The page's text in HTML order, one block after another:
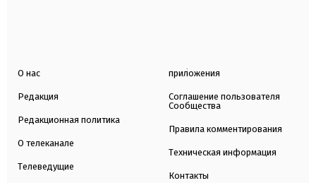
О нас
Редакция
Редакционная политика
О телеканале
Телеведущие
приложения
Соглашение пользователя
Сообщества
Правила комментирования
Техническая информация
Контакты